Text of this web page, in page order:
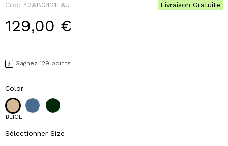
Cod: 42AB0421FAU Livraison Gratuite
129,00 €
Gagnez 129 points
Color
BEIGE
Sélectionner Size